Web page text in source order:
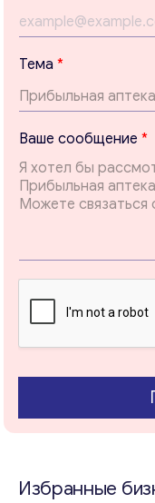
Отправьте нам
Email*
с
о
о
б
щ
е
н
и
е
ш
Тема *
Ваше сообщение *
Избранные